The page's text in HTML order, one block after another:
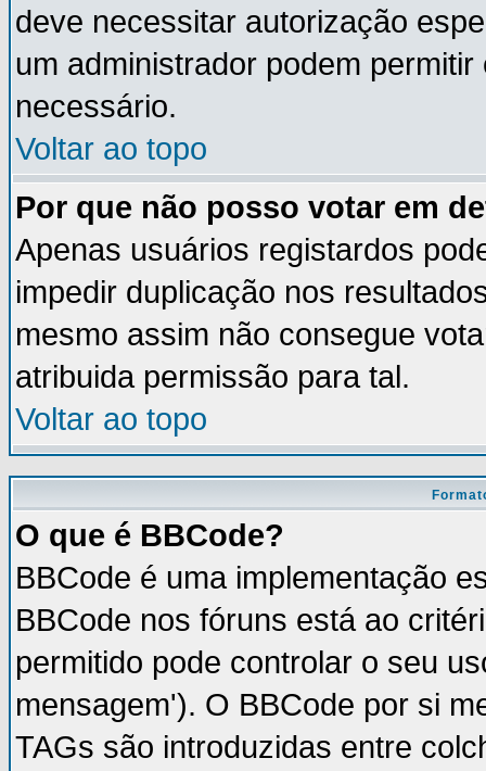
deve necessitar autorização
um administrador podem
necessário.
Voltar ao topo
Por que não posso votar em
Apenas usuários registardos
impedir duplicação nos
mesmo assim não consegue
atribuida permissão para tal.
Voltar ao topo
O que é BBCode?
BBCode é uma implementação
BBCode nos fóruns está ao
permitido pode controlar o seu
mensagem'). O BBCode por si
TAGs são introduzidas entre